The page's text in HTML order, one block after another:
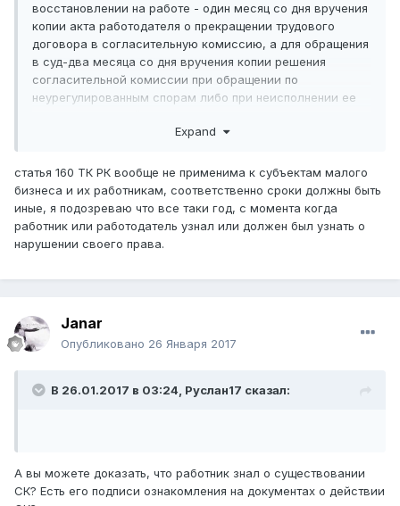
восстановлении на работе - один месяц со дня вручения
копии акта работодателя о прекращении трудового
договора в согласительную комиссию, а для обращения
в суд-два месяца со дня вручения копии решения
согласительной комиссии при обращении по
неурегулированным спорам либо при неисполнении ее
Expand
статья 160 ТК РК вообще не применима к субъектам малого
бизнеса и их работникам, соответственно сроки должны быть
иные, я подозреваю что все таки год, с момента когда
работник или работодатель узнал или должен был узнать о
нарушении своего права.
Janar
Опубликовано 26 Января 2017
В 26.01.2017 в 03:24, Руслан17 сказал:
А вы можете доказать, что работник знал о существовании
СК? Есть его подписи ознакомления на документах о действии